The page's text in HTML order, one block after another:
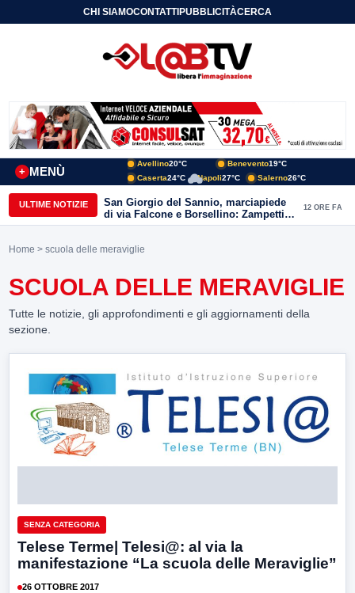
CHI SIAMOCONTATTIPUBBLICITÀCERCA
MENÙ
+
Avellino20°C Benevento19°C
Caserta24°C Napoli27°C Salerno26°C
ULTIME NOTIZIE
San Giorgio del Sannio, marciapiede
di via Falcone e Borsellino: Zampetti e
Lombardi replicano alle polemiche
12 ORE FA
Home > scuola delle meraviglie
SCUOLA DELLE MERAVIGLIE
Tutte le notizie, gli approfondimenti e gli aggiornamenti della
sezione.
SENZA CATEGORIA
Telese Terme| Telesi@: al via la
manifestazione “La scuola delle Meraviglie”
26 OTTOBRE 2017